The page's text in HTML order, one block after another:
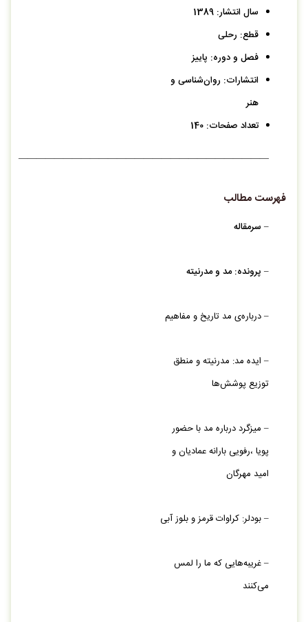
سال انتشار: 1389
قطع: رحلی
فصل و دوره: پاییز
انتشارات: روان‌شناسی و
هنر
تعداد صفحات: 140
————————————————————————————
فهرست مطالب
– سرمقاله
– پرونده: مد و مدرنیته
– درباره‌‏ی مد تاریخ و مفاهیم
– ایده مد: مدرنیته و منطق
توزیع پوشش‏‌ها
– میزگرد درباره مد با حضور
پویا ،رفویی بارانه عمادیان و
امید مهرگان
– بودلر: کراوات قرمز و بلوز آبی
– غریبه‏‌هایی که ما را لمس
می‏‌کنند